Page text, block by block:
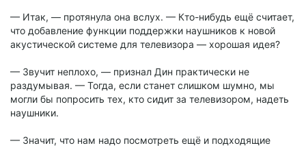
— Итак, — протянула она вслух. — Кто-нибудь ещё считает,
что добавление функции поддержки наушников к новой
акустической системе для телевизора — хорошая идея?
— Звучит неплохо, — признал Дин практически не
раздумывая. — Тогда, если станет слишком шумно, мы
могли бы попросить тех, кто сидит за телевизором, надеть
наушники.
— Значит, что нам надо посмотреть ещё и подходящие